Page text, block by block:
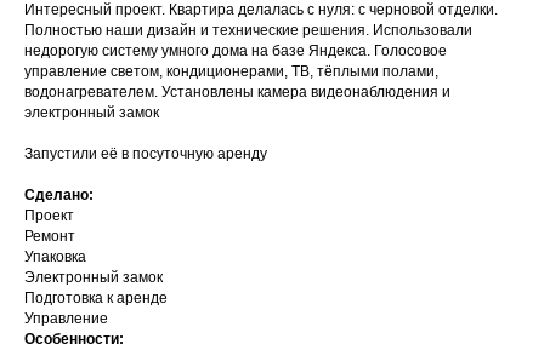
Интересный проект. Квартира делалась с нуля: с черновой отделки.
Полностью наши дизайн и технические решения. Использовали
недорогую систему умного дома на базе Яндекса. Голосовое
управление светом, кондиционерами, ТВ, тёплыми полами,
водонагревателем. Установлены камера видеонаблюдения и
электронный замок
Запустили её в посуточную аренду
Сделано:
Проект
Ремонт
Упаковка
Электронный замок
Подготовка к аренде
Управление
Особенности: